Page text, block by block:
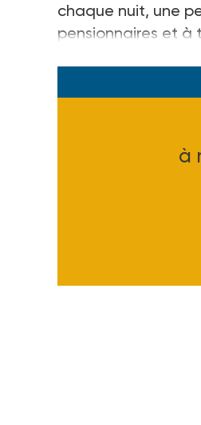
chaque nuit, une
pensionnaires et à
à